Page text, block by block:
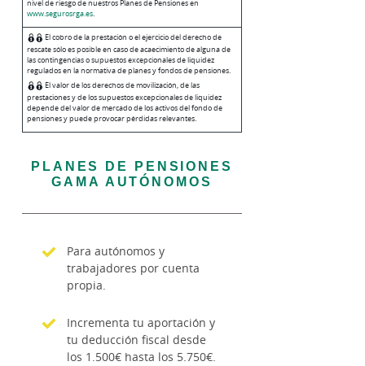
nivel de riesgo de nuestros Planes de Pensiones en
www.segurosrga.es.
El cobro de la prestación o el ejercicio del derecho de
rescate sólo es posible en caso de acaecimiento de alguna de
las contingencias o supuestos excepcionales de liquidez
regulados en la normativa de planes y fondos de pensiones.
El valor de los derechos de movilización, de las
prestaciones y de los supuestos excepcionales de liquidez
depende del valor de mercado de los activos del fondo de
pensiones y puede provocar pérdidas relevantes.
PLANES DE PENSIONES
GAMA AUTÓNOMOS
Para autónomos y
trabajadores por cuenta
propia.
Incrementa tu aportación y
tu deducción fiscal desde
los 1.500€ hasta los 5.750€.